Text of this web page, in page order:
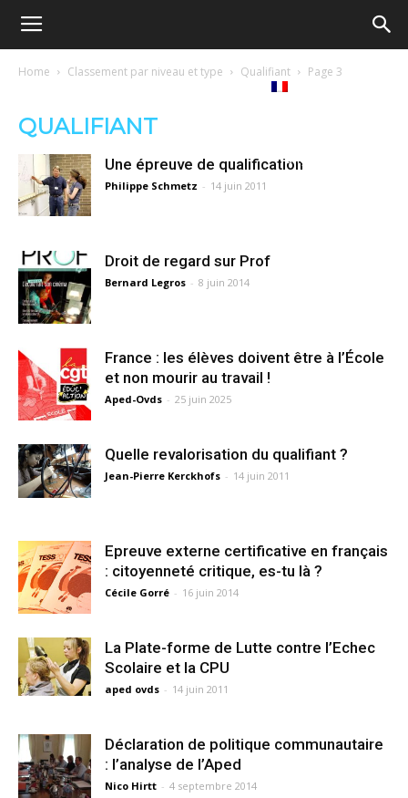
Ecole
–
Democratische
school
Français
Home Classement par niveau et type Qualifiant Page 3
QUALIFIANT
Une épreuve de qualification
Philippe Schmetz - 14 juin 2011
Droit de regard sur Prof
Bernard Legros - 8 juin 2014
France : les élèves doivent être à l’École
et non mourir au travail !
Aped-Ovds - 25 juin 2025
Quelle revalorisation du qualifiant ?
Jean-Pierre Kerckhofs - 14 juin 2011
Epreuve externe certificative en français
: citoyenneté critique, es-tu là ?
Cécile Gorré - 16 juin 2014
La Plate-forme de Lutte contre l’Echec
Scolaire et la CPU
aped ovds - 14 juin 2011
Déclaration de politique communautaire
: l’analyse de l’Aped
Nico Hirtt - 4 septembre 2014